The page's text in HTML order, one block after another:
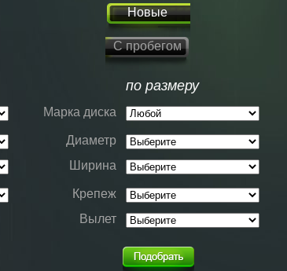
Новые
С пробегом
по размеру
Марка диска
Диаметр
Ширина
Крепеж
Вылет